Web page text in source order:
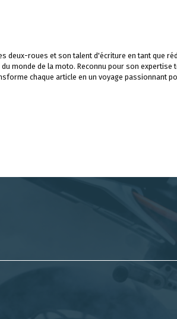
deux-roues et son talent d'écriture en tant que
monde de la moto. Reconnu pour son
chaque article en un voyage passionnant